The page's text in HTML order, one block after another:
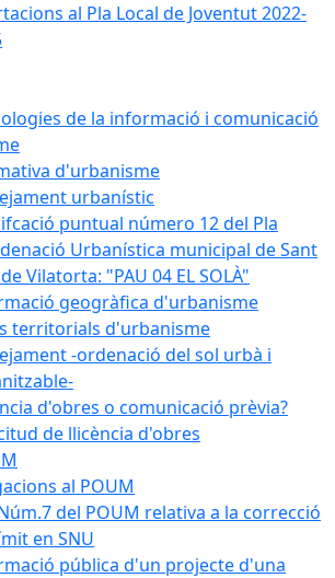
al Pla Local de Joventut 2022-
de la informació i comunicació
d'urbanisme
urbanístic
puntual número 12 del Pla
Urbanística municipal de Sant
Vilatorta: "PAU 04 EL SOLÀ"
geogràfica d'urbanisme
territorials d'urbanisme
-ordenació del sol urbà i
d'obres o comunicació prèvia?
de llicència d'obres
al POUM
del POUM relativa a la correcció
en SNU
pública d'un projecte d'una